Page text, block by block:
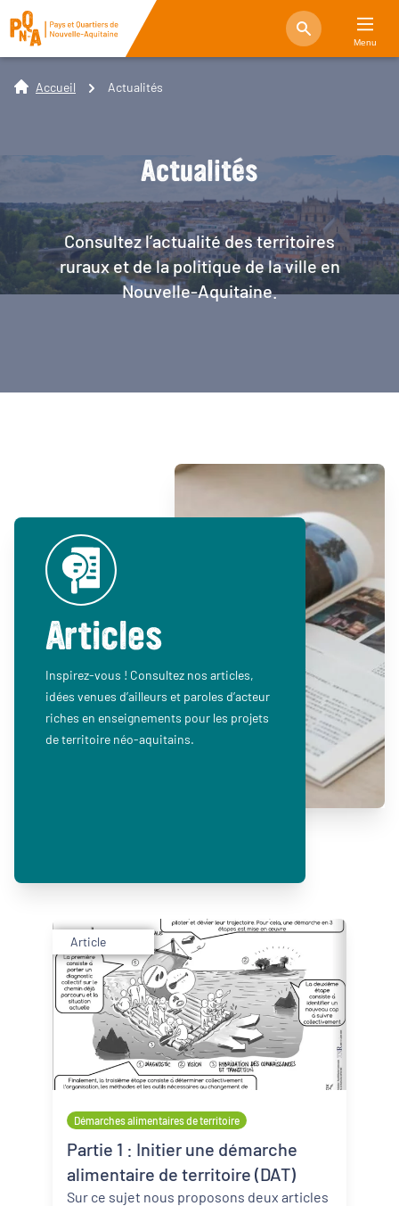
Menu
Accueil Actualités
Actualités
Consultez l’actualité des territoires
ruraux et de la politique de la ville en
Nouvelle-Aquitaine.
Articles
Inspirez-vous ! Consultez nos articles,
idées venues d’ailleurs et paroles d’acteur
riches en enseignements pour les projets
de territoire néo-aquitains.
Article
Démarches alimentaires de territoire
Partie 1 : Initier une démarche
alimentaire de territoire (DAT)
Sur ce sujet nous proposons deux articles